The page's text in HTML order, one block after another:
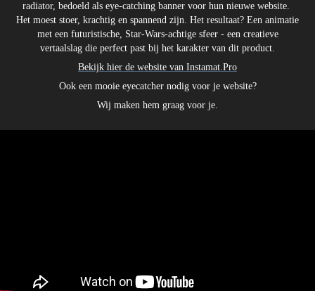
radiator, bedoeld als eye-catching banner voor hun nieuwe website.
Het moest stoer, krachtig en spannend zijn. Het resultaat? Een animatie
met een futuristische, Star-Wars-achtige sfeer - een creatieve
vertaalslag die perfect past bij het karakter van dit product.
Bekijk hier de website van Instamat.Pro
Ook een mooie eyecatcher nodig voor je website?
Wij maken hem graag voor je.